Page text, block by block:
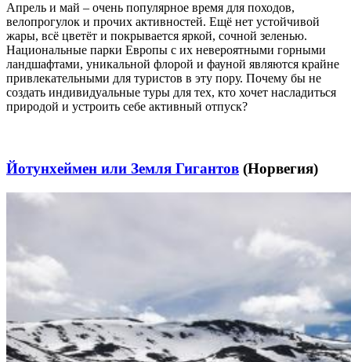
Не любите все ускладнювати?
Тоді підписуйтеся та дивуйтеся,
наскільки легко працювати
Апрель и май – очень популярное время для походов,
велопрогулок и прочих активностей. Ещё нет устойчивой
жары, всё цветёт и покрывается яркой, сочной зеленью.
Национальные парки Европы с их невероятными горными
ландшафтами, уникальной флорой и фауной являются крайне
привлекательными для туристов в эту пору. Почему бы не
создать индивидуальные туры для тех, кто хочет насладиться
природой и устроить себе активный отпуск?
Йотунхеймен или Земля Гигантов (Норвегия)